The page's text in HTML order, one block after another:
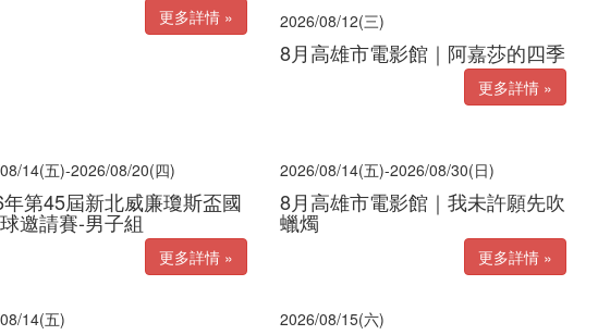
更多詳情 »
2026/08/12(三)
8月高雄市電影館｜阿嘉莎的四季
更多詳情 »
14(五)-2026/08/20(四)
第45屆新北威廉瓊斯盃國
邀請賽-男子組
更多詳情 »
2026/08/14(五)-2026/08/30(日)
8月高雄市電影館｜我未許願先吹
蠟燭
更多詳情 »
14(五) 2026/08/15(六)